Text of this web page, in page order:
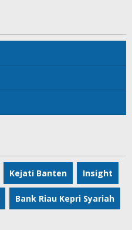
Kejati Banten Insight
Bank Riau Kepri Syariah